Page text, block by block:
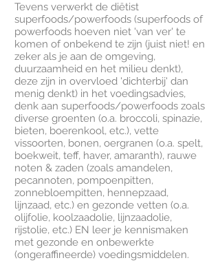
Tevens verwerkt de diëtist
superfoods/powerfoods (superfoods of
powerfoods hoeven niet 'van ver' te
komen of onbekend te zijn (juist niet! en
zeker als je aan de omgeving,
duurzaamheid en het milieu denkt),
deze zijn in overvloed 'dichterbij' dan
menig denkt) in het voedingsadvies,
denk aan superfoods/powerfoods zoals
diverse groenten (o.a. broccoli, spinazie,
bieten, boerenkool, etc.), vette
vissoorten, bonen, oergranen (o.a. spelt,
boekweit, teff, haver, amaranth), rauwe
noten & zaden (zoals amandelen,
pecannoten, pompoenpitten,
zonnebloempitten, hennepzaad,
lijnzaad, etc.) en gezonde vetten (o.a.
olijfolie, koolzaadolie, lijnzaadolie,
rijstolie, etc.) EN leer je kennismaken
met gezonde en onbewerkte
(ongeraffineerde) voedingsmiddelen.